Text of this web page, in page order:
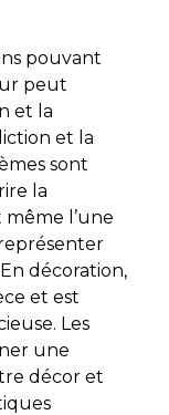
pouvant
peut
et la
et la
sont
la
l’une
décoration,
et est
Les
une
décor et